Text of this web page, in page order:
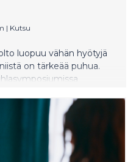
| Kutsu
luopuu vähän hyötyjä
on tärkeää puhua.